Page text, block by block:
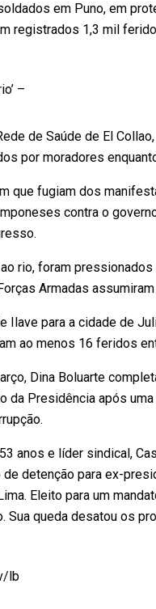
em Puno, em
registrados 1,3 mil
–
de Saúde de El
por moradores
que fugiam dos
contra o
ao rio, foram
Armadas
Ilave para a cidade de
ao menos 16 feridos
Dina Boluarte
da Presidência após
anos e líder sindical,
de detenção para ex-
Eleito para um
Sua queda desatou os
lb